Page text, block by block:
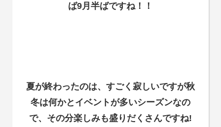
ば9月半ばですね！！
夏が終わったのは、すごく寂しいですが秋
冬は何かとイベントが多いシーズンなの
で、その分楽しみも盛りだくさんですね!